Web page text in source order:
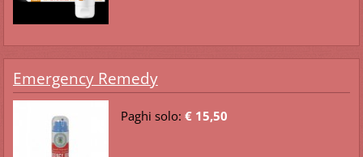
Emergency Remedy
Paghi solo: € 15,50